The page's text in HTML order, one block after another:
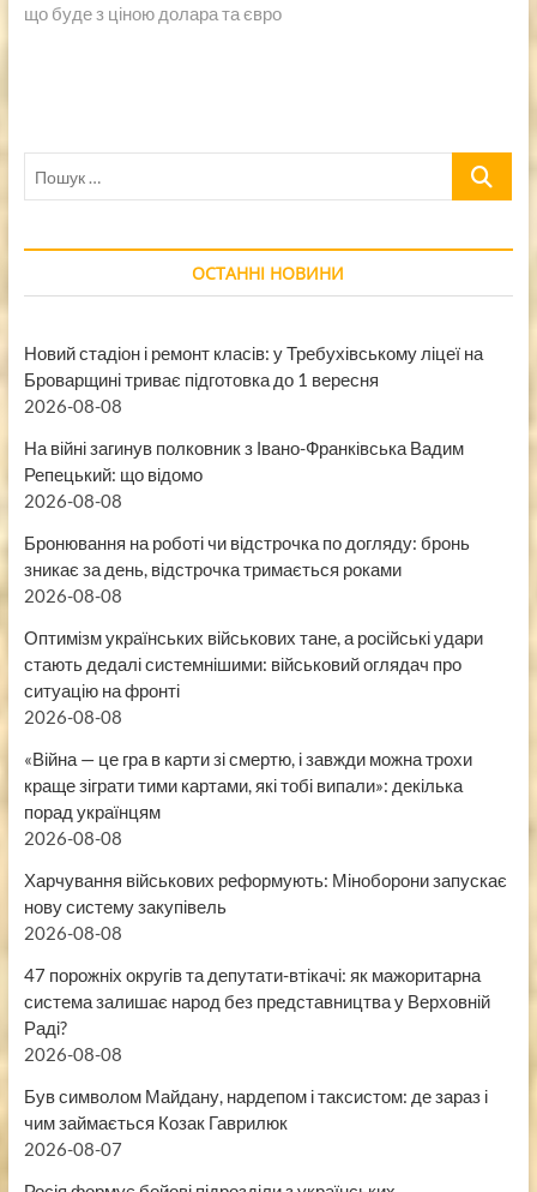
що буде з ціною долара та євро
Пошук
ОСТАННІ НОВИНИ
Новий стадіон і ремонт класів: у Требухівському ліцеї на
Броварщині триває підготовка до 1 вересня
2026-08-08
На війні загинув полковник з Івано-Франківська Вадим
Репецький: що відомо
2026-08-08
Бронювання на роботі чи відстрочка по догляду: бронь
зникає за день, відстрочка тримається роками
2026-08-08
Оптимізм українських військових тане, а російські удари
стають дедалі системнішими: військовий оглядач про
ситуацію на фронті
2026-08-08
«Війна — це гра в карти зі смертю, і завжди можна трохи
краще зіграти тими картами, які тобі випали»: декілька
порад українцям
2026-08-08
Харчування військових реформують: Міноборони запускає
нову систему закупівель
2026-08-08
47 порожніх округів та депутати-втікачі: як мажоритарна
система залишає народ без представництва у Верховній
Раді?
2026-08-08
Був символом Майдану, нардепом і таксистом: де зараз і
чим займається Козак Гаврилюк
2026-08-07